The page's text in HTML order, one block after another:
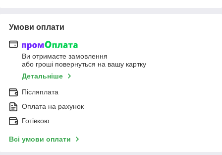
Умови оплати
Ви отримаєте замовлення
або гроші повернуться на вашу картку
Детальніше
Післяплата
Оплата на рахунок
Готівкою
Всі умови оплати